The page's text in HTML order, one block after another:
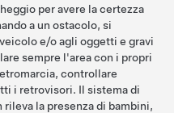
per avere la certezza
a un ostacolo, si
e/o agli oggetti e gravi
sempre l'area con i propri
controllare
i retrovisori. Il sistema di
la presenza di bambini,